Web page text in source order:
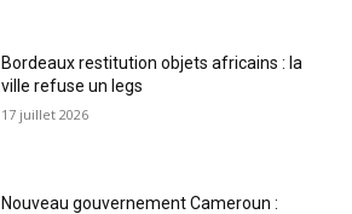
Bordeaux restitution objets africains : la
ville refuse un legs
17 juillet 2026
Nouveau gouvernement Cameroun :